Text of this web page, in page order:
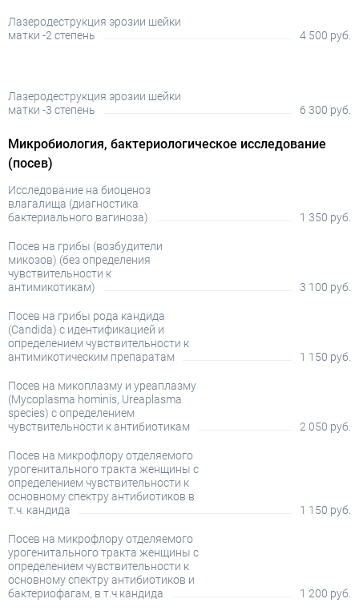
Лазеродеструкция эрозии шейки
матки -2 степень
4 500 руб.
Лазеродеструкция эрозии шейки
матки -3 степень
6 300 руб.
Микробиология, бактериологическое исследование
(посев)
Исследование на биоценоз
влагалища (диагностика
бактериального вагиноза)
1 350 руб.
Посев на грибы (возбудители
микозов) (без определения
чувствительности к
антимикотикам)
3 100 руб.
Посев на грибы рода кандида
(Candida) с идентификацией и
определением чувствительности к
антимикотическим препаратам
1 150 руб.
Посев на микоплазму и уреаплазму
(Mycoplasma hominis, Ureaplasma
species) с определением
чувствительности к антибиотикам
2 050 руб.
Посев на микрофлору отделяемого
урогенитального тракта женщины с
определением чувствительности к
основному спектру антибиотиков в
т.ч. кандида
1 150 руб.
Посев на микрофлору отделяемого
урогенитального тракта женщины с
определением чувствительности к
основному спектру антибиотиков и
бактериофагам, в т.ч кандида
1 200 руб.